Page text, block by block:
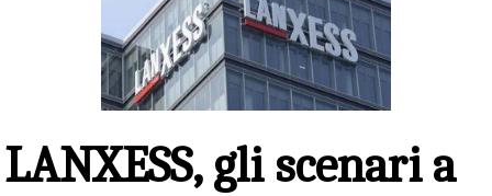
LANXESS, gli scenari a